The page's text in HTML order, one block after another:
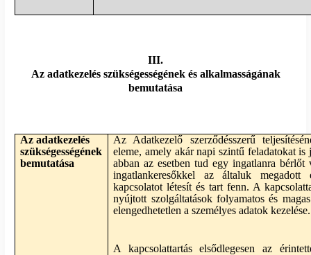
III.
Az adatkezelés szükségességének és alkalmasságának
bemutatása
Az adatkezelés
szükségességének
bemutatása
Az Adatkezelő szerződésszerű
eleme, amely akár napi szintű feladatokat
abban az esetben tud egy ingatlanra
ingatlankeresőkkel az általuk megadott
kapcsolatot létesít és tart fenn. A
nyújtott szolgáltatások folyamatos és
elengedhetetlen a személyes adatok kezelése.
A kapcsolattartás elsődlegesen az